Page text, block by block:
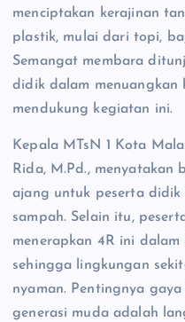
menciptakan kerajinan
plastik, mulai dari topi,
Semangat membara
didik dalam menuangkan
mendukung kegiatan ini.
Kepala MTsN 1 Kota
Rida, M.Pd., menyatakan
ajang untuk peserta
sampah. Selain itu,
menerapkan 4R ini
sehingga lingkungan
nyaman. Pentingnya
generasi muda adalah